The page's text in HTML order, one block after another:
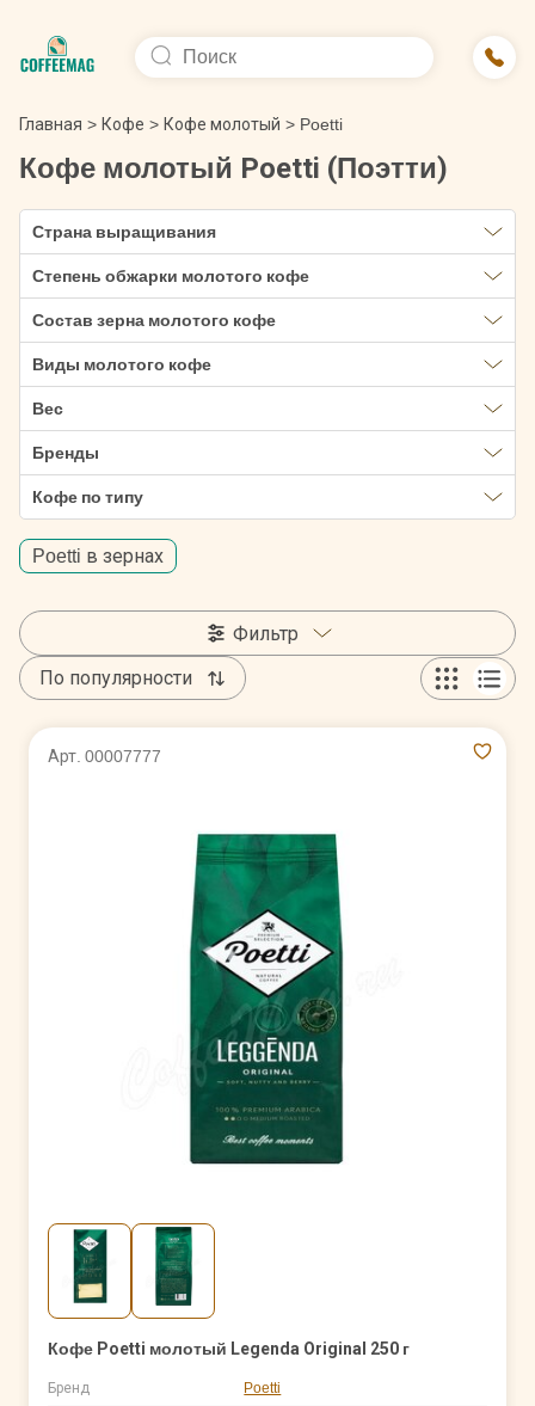
Главная > Кофе > Кофе молотый > Poetti
Кофе молотый Poetti (Поэтти)
Страна выращивания
Степень обжарки молотого кофе
Состав зерна молотого кофе
Виды молотого кофе
Вес
Бренды
Кофе по типу
Poetti в зернах
Фильтр
По популярности
Арт. 00007777
Кофе Poetti молотый Legenda Original 250 г
Бренд Poetti